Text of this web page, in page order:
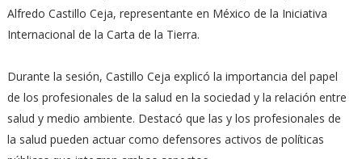
Alfredo Castillo Ceja, representante en México de la Iniciativa
Internacional de la Carta de la Tierra.
Durante la sesión, Castillo Ceja explicó la importancia del papel
de los profesionales de la salud en la sociedad y la relación entre
salud y medio ambiente. Destacó que las y los profesionales de
la salud pueden actuar como defensores activos de políticas